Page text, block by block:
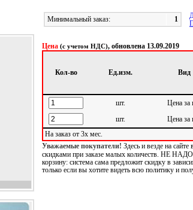
Минимальный заказ: 1
Цена (с учетом НДС), обновлена 13.09.2019
Кол-во Ед.изм. Вид
шт.
Цена за
шт.
Цена за
На заказ от 3х мес.
Уважаемые покупатели! Здесь и везде на
скидками при заказе малых количеств. НЕ
корзину: система сама предложит скидку в
только если вы хотите видеть всю политику и